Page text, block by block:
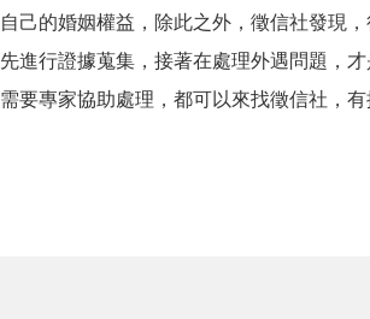
己的婚姻權益，除此之外，徵信社發現，
進行證據蒐集，接著在處理外遇問題，才
要專家協助處理，都可以來找徵信社，有